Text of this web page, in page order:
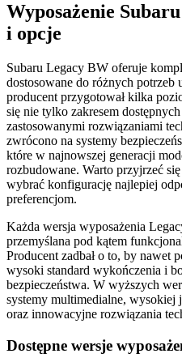
Wyposażenie
i opcje
Subaru Legacy BW oferuje
dostosowane do różnych
producent przygotował kilka
się nie tylko zakresem
zastosowanymi rozwiązaniami
zwrócono na systemy
które w najnowszej generacji
rozbudowane. Warto przyjrzeć
wybrać konfigurację najlepiej
preferencjom.
Każda wersja wyposażenia
przemyślana pod kątem
Producent zadbał o to, by nawet
wysoki standard wykończenia i
bezpieczeństwa. W wyższych
systemy multimedialne, wysokiej
oraz innowacyjne rozwiązania
Dostępne wersje